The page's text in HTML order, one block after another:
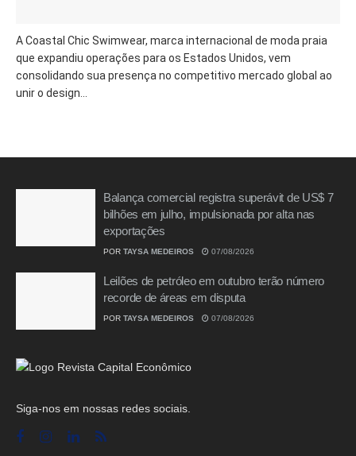
A Coastal Chic Swimwear, marca internacional de moda praia
que expandiu operações para os Estados Unidos, vem
consolidando sua presença no competitivo mercado global ao
unir o design...
Balança comercial registra superávit de US$ 7
bilhões em julho, impulsionada por alta nas
exportações
POR TAYSA MEDEIROS 07/08/2026
Leilões de petróleo em outubro terão número
recorde de áreas em disputa
POR TAYSA MEDEIROS 07/08/2026
Siga-nos em nossas redes sociais.